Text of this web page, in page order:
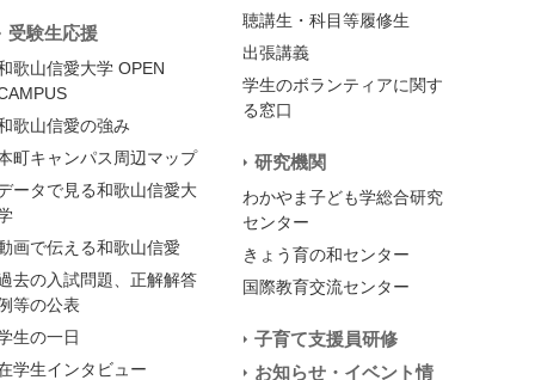
受験生応援
歌山信愛大学 OPEN
歌山信愛の強み
町キャンパス周辺マップ
ータで見る和歌山信愛大
画で伝える和歌山信愛
去の入試問題、正解解答
等の公表
生の一日
学生インタビュー
聴講生・科目等履修生
出張講義
学生のボランティアに関す
る窓口
研究機関
わかやま子ども学総合研究
センター
きょう育の和センター
国際教育交流センター
子育て支援員研修
お知らせ・イベント情